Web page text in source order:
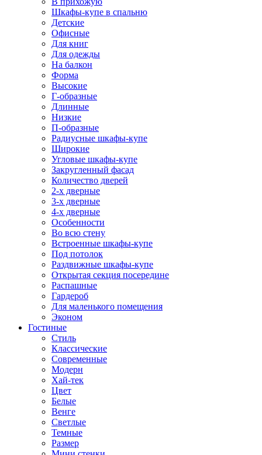
Шкафы-купе в спальню
Детские
Офисные
Для книг
Для одежды
На балкон
Форма
Высокие
Г-образные
Длинные
Низкие
П-образные
Радиусные шкафы-купе
Широкие
Угловые шкафы-купе
Закругленный фасад
Количество дверей
2-х дверные
3-х дверные
4-х дверные
Особенности
Во всю стену
Встроенные шкафы-купе
Под потолок
Раздвижные шкафы-купе
Открытая секция посередине
Распашные
Гардероб
Для маленького помещения
Эконом
Гостиные
Стиль
Классические
Современные
Модерн
Хай-тек
Цвет
Белые
Венге
Светлые
Темные
Размер